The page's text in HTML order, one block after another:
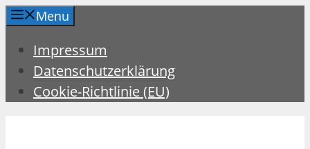
Zum
springen
Menu
Impressum
Datenschutzerklärung
Cookie-Richtlinie (EU)